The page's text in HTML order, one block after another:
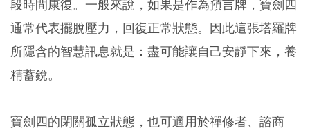
段時間康復。一般來說，如果是作為預言牌，寶劍四
通常代表擺脫壓力，回復正常狀態。因此這張塔羅牌
所隱含的智慧訊息就是：盡可能讓自己安靜下來，養
精蓄銳。
寶劍四的閉關孤立狀態，也可適用於禪修者、諮商